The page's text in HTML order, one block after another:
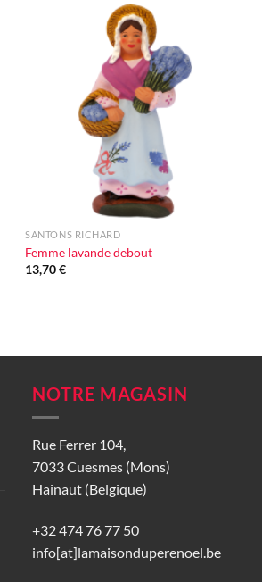
SANTONS RICHARD
Femme lavande debout
13,70€
NOTRE MAGASIN
Rue Ferrer 104,
7033 Cuesmes (Mons)
Hainaut (Belgique)
+32 474 76 77 50
info[at]lamaisonduperenoel.be